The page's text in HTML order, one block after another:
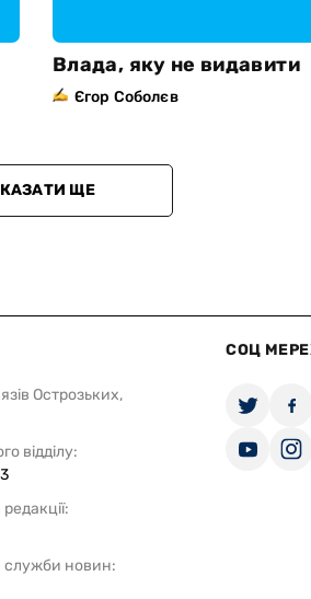
Влада, яку не видавити
Єгор Соболєв
ЩЕ
Острозьких,
відділу:
служби новин:
СОЦ